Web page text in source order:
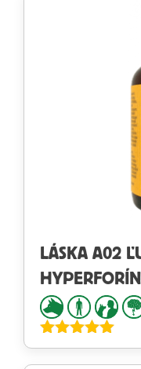
LÁSKA A02
Hodnotenie
5.00z 5